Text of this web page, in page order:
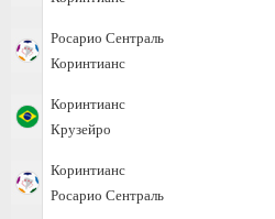
Росарио Сентраль
Коринтианс
Коринтианс
Крузейро
Коринтианс
Росарио Сентраль